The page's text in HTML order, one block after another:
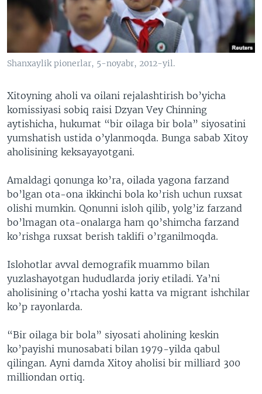
VIDEO
XABARLAR SURATLARDA
ODNOKLASSNIKI
TELEGRAM
TWITTER
Shanxaylik pionerlar, 5-noyabr, 2012-yil.
Xitoyning aholi va oilani rejalashtirish bo’yicha
komissiyasi sobiq raisi Dzyan Vey Chinning
aytishicha, hukumat “bir oilaga bir bola” siyosatini
yumshatish ustida o’ylanmoqda. Bunga sabab Xitoy
aholisining keksayayotgani.
Amaldagi qonunga ko’ra, oilada yagona farzand
bo’lgan ota-ona ikkinchi bola ko’rish uchun ruxsat
olishi mumkin. Qonunni isloh qilib, yolg’iz farzand
bo’lmagan ota-onalarga ham qo’shimcha farzand
ko’rishga ruxsat berish taklifi o’rganilmoqda.
Islohotlar avval demografik muammo bilan
yuzlashayotgan hududlarda joriy etiladi. Ya’ni
aholisining o’rtacha yoshi katta va migrant ishchilar
ko’p rayonlarda.
“Bir oilaga bir bola” siyosati aholining keskin
ko’payishi munosabati bilan 1979-yilda qabul
qilingan. Ayni damda Xitoy aholisi bir milliard 300
milliondan ortiq.